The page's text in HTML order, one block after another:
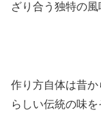
ざり合う独特の風
作り方自体は昔
らしい伝統の味